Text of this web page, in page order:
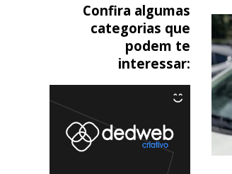
Confira algumas
categorias que
podem te
interessar: